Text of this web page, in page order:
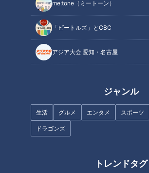
me:tone（ミートーン）
「ビートルズ」とCBC
アジア大会 愛知・名古屋
ジャンル
生活 グルメ エンタメ スポーツ
ドラゴンズ
トレンドタグ
この記事を見たあなたへのおすすめ
『名古屋高校 サッカー部』をマ
ヂラブがリポート！
ード『嫁見
す！【チャ